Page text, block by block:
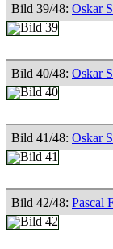
Bild 39/48: Oskar
Bild 40/48: Oskar
Bild 41/48: Oskar
Bild 42/48: Pascal